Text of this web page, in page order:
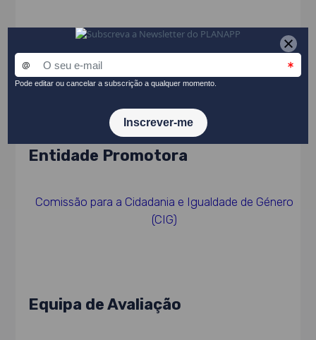
Data de Publicação
Entidade Promotora
Comissão para a Cidadania e Igualdade de Género
(CIG)
Equipa de Avaliação